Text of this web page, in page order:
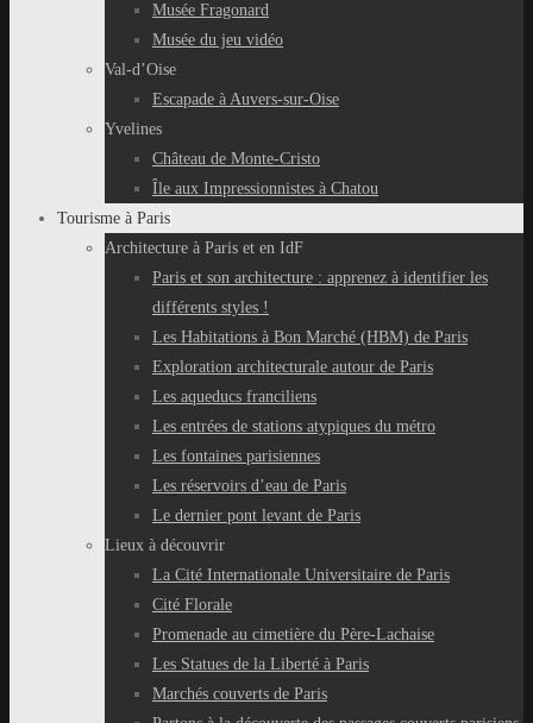
Musée Fragonard
Musée du jeu vidéo
Val-d’Oise
Escapade à Auvers-sur-Oise
Yvelines
Château de Monte-Cristo
Île aux Impressionnistes à Chatou
Tourisme à Paris
Architecture à Paris et en IdF
Paris et son architecture : apprenez à identifier les
différents styles !
Les Habitations à Bon Marché (HBM) de Paris
Exploration architecturale autour de Paris
Les aqueducs franciliens
Les entrées de stations atypiques du métro
Les fontaines parisiennes
Les réservoirs d’eau de Paris
Le dernier pont levant de Paris
Lieux à découvrir
La Cité Internationale Universitaire de Paris
Cité Florale
Promenade au cimetière du Père-Lachaise
Les Statues de la Liberté à Paris
Marchés couverts de Paris